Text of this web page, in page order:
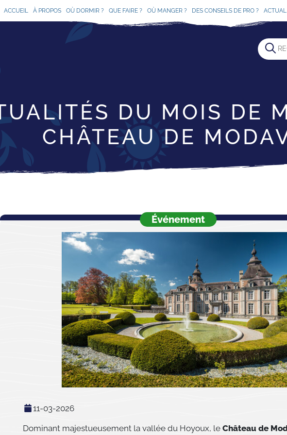
ACCUEIL À PROPOS OÙ DORMIR ? QUE FAIRE ? OÙ MANGER ? DES CONSEILS DE PRO ?
DU MOIS DE
CHÂTEAU DE
Événement
11-03-2026
Dominant majestueusement la vallée du Hoyoux, le Château de